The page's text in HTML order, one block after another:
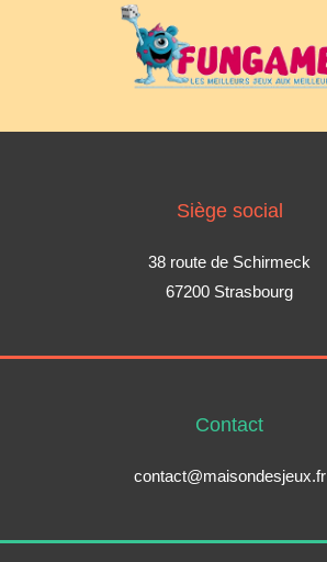
Siège social
38 route de Schirmeck
67200 Strasbourg
Contact
contact@maisondesjeux.fr